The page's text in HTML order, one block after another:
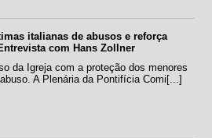
italianas de abusos e reforça
com Hans Zollner
da Igreja com a proteção dos menores
A Plenária da Pontifícia Comi[...]